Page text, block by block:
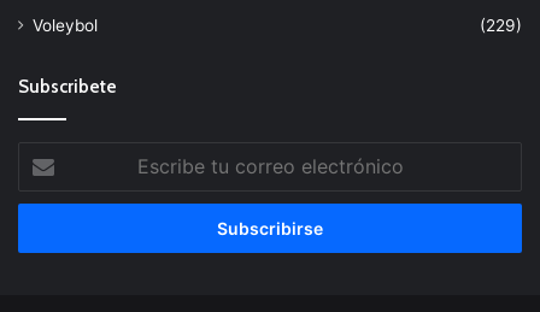
Voleybol
(229)
Subscribete
tu
correo